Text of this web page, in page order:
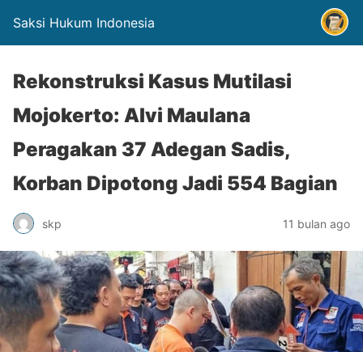
Saksi Hukum Indonesia
Rekonstruksi Kasus Mutilasi
Mojokerto: Alvi Maulana
Peragakan 37 Adegan Sadis,
Korban Dipotong Jadi 554 Bagian
skp 11 bulan ago